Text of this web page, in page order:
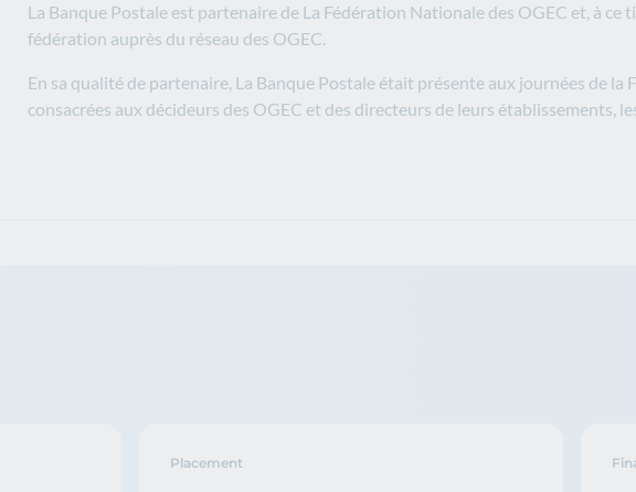
La Banque Postale est partenaire de La Fédération Nationale des OGEC et, à ce
fédération auprès du réseau des OGEC.
En sa qualité de partenaire, La Banque Postale était présente aux journées de la
consacrées aux décideurs des OGEC et des directeurs de leurs établissements,
Placement